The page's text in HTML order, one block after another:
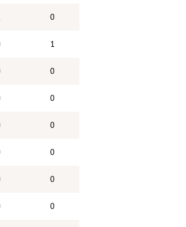
0
1
0
0
0
0
0
0